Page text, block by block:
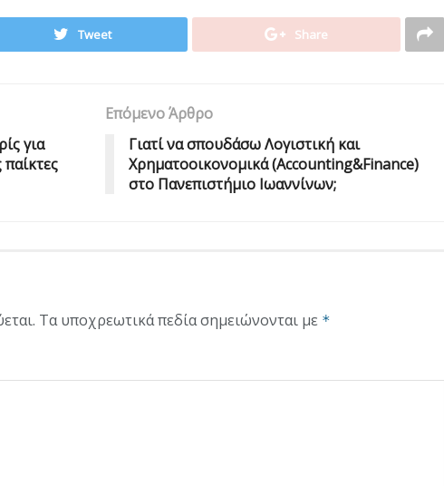
Tweet Share
για
Επόμενο Άρθρο
Γιατί να σπουδάσω Λογιστική και
Χρηματοοικονομικά (Accounting&Finance)
στο Πανεπιστήμιο Ιωαννίνων;
Τα υποχρεωτικά πεδία σημειώνονται με *